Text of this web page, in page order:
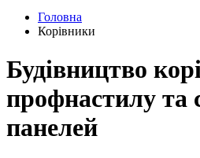
Головна
Корівники
Будівництво
профнастилу та
панелей